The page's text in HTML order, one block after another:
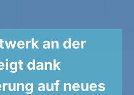
an der
dank
auf neues